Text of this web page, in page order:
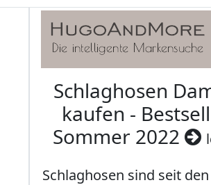
Schlaghosen
kaufen -
Sommer 2022
Schlaghosen sind seit